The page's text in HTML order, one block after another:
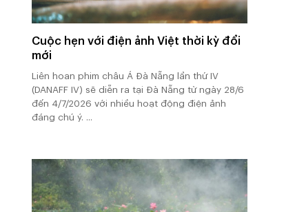
Cuộc hẹn với điện ảnh Việt thời kỳ đổi
mới
Liên hoan phim châu Á Đà Nẵng lần thứ IV
(DANAFF IV) sẽ diễn ra tại Đà Nẵng từ ngày 28/6
đến 4/7/2026 với nhiều hoạt động điện ảnh
đáng chú ý. ...